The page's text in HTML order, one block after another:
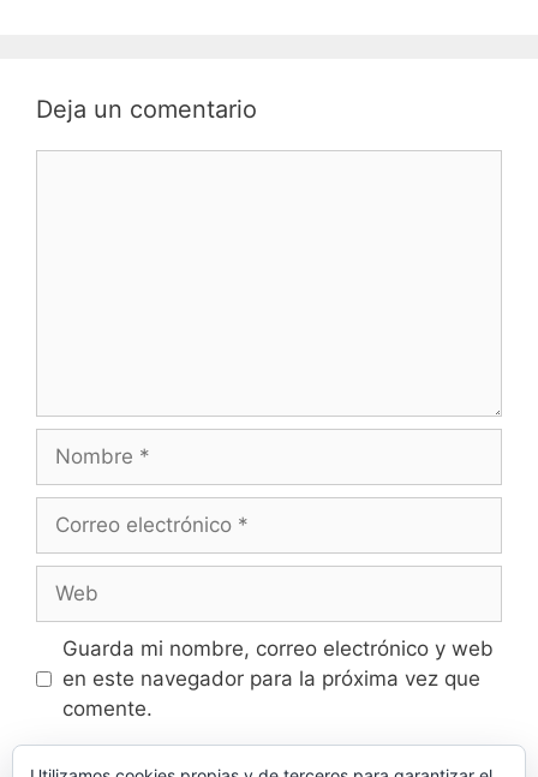
Deja un comentario
electrónico
Guarda mi nombre, correo electrónico y web
en este navegador para la próxima vez que
comente.